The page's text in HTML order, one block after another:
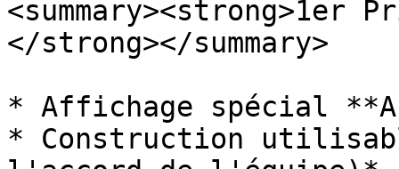
</strong></summary>
* Affichage spécial
* Construction